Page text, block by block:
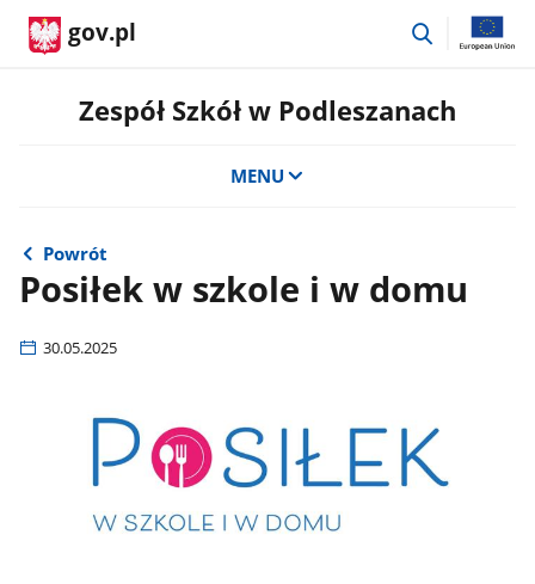
gov.pl
przejdź
Zespół Szkół w Podleszanach
MENU
Powrót
Posiłek w szkole i w domu
30.05.2025